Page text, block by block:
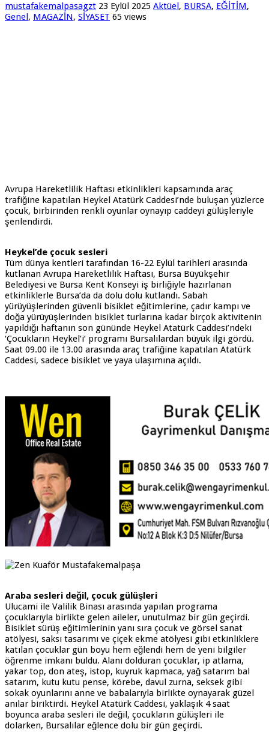
mustafakemalpasagzt 23 Eylül 2025 Aktüel , BURSA, EĞİTİM,
Genel , MAGAZİN, SİYASET 65 views
Avrupa Hareketlilik Haftası etkinlikleri kapsamında araç
trafiğine kapatılan Heykel Atatürk Caddesi’nde buluşan yüzlerce
çocuk, birbirinden renkli oyunlar oynayıp caddeyi gülüşleriyle
şenlendirdi.
Heykel’de çocuk sesleri
Tüm dünya kentleri tarafından 16-22 Eylül tarihleri arasında
kutlanan Avrupa Hareketlilik Haftası, Bursa Büyükşehir
Belediyesi ve Bursa Kent Konseyi iş birliğiyle hazırlanan
etkinliklerle Bursa’da da dolu dolu kutlandı. Sabah
yürüyüşlerinden güvenli bisiklet eğitimlerine, çadır kampı ve
doğa yürüyüşlerinden bisiklet turlarına kadar birçok aktivitenin
yapıldığı haftanın son gününde Heykel Atatürk Caddesi’ndeki
‘Çocukların Heykel’i’ programı Bursalılardan büyük ilgi gördü.
Saat 09.00 ile 13.00 arasında araç trafiğine kapatılan Atatürk
Caddesi, sadece bisiklet ve yaya ulaşımına açıldı.
Araba sesleri değil, çocuk gülüşleri
Ulucami ile Valilik Binası arasında yapılan programa
çocuklarıyla birlikte gelen aileler, unutulmaz bir gün geçirdi.
Bisiklet sürüş eğitimlerinin yanı sıra çocuk ve görsel sanat
atölyesi, saksı tasarımı ve çiçek ekme atölyesi gibi etkinliklere
katılan çocuklar gün boyu hem eğlendi hem de yeni bilgiler
öğrenme imkanı buldu. Alanı dolduran çocuklar, ip atlama,
yakar top, don ateş, istop, kuyruk kapmaca, yağ satarım bal
satarım, kutu kutu pense, körebe, davul zurna, seksek gibi
sokak oyunlarını anne ve babalarıyla birlikte oynayarak güzel
anılar biriktirdi. Heykel Atatürk Caddesi, yaklaşık 4 saat
boyunca araba sesleri ile değil, çocukların gülüşleri ile
dolarken, Bursalılar eğlence dolu bir gün geçirdi.